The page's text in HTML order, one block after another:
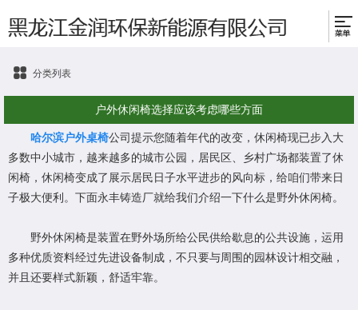
分类列表
户外休闲椅选择应该考虑哪些方面
哈尔滨户外桌椅公司提示您随着年代的改变，休闲椅现已步入大
多数中小城市，越来越多的城市公园，居民区、乡村广场都装置了休
闲椅，休闲椅变成了展示居民日子水平进步的风向标，给咱们带来日
子极大便利。下面永丰铸造厂就给我们介绍一下什么是野外休闲椅。
野外休闲椅是装置在野外场所给公民供给歇息的公共设施，运用
多种优质资料经过先进设备制成，不只要与周围的园林设计相交融，
并且还要样式新颖，舒适牢靠。